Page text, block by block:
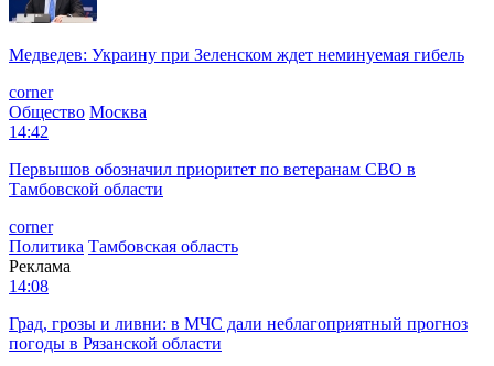
Медведев: Украину при Зеленском ждет неминуемая гибель
corner
Общество Москва
14:42
Первышов обозначил приоритет по ветеранам СВО в
Тамбовской области
corner
Политика Тамбовская область
Реклама
14:08
Град, грозы и ливни: в МЧС дали неблагоприятный прогноз
погоды в Рязанской области